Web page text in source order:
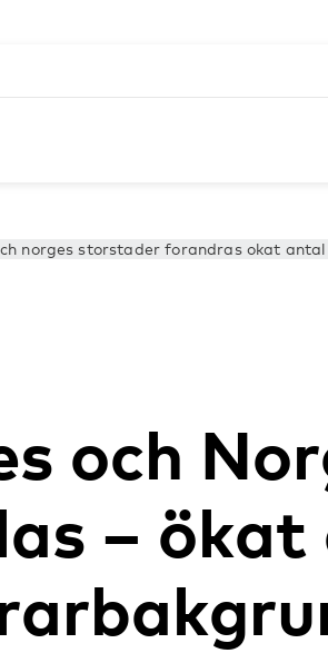
norges storstader forandras okat
och
–